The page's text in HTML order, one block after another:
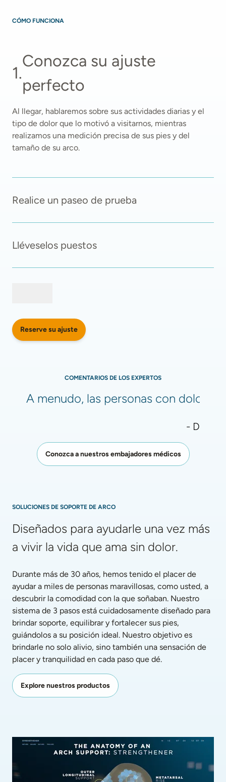
CÓMO FUNCIONA
1.
Conozca su ajuste
perfecto
Al llegar, hablaremos sobre sus actividades diarias y el
tipo de dolor que lo motivó a visitarnos, mientras
realizamos una medición precisa de sus pies y del
tamaño de su arco.
Realice un paseo de prueba
Lléveselos puestos
Reserve su ajuste
COMENTARIOS DE LOS EXPERTOS
A menudo, las personas con dolor
- Dra.
Conozca a nuestros embajadores médicos
SOLUCIONES DE SOPORTE DE ARCO
Diseñados para ayudarle una vez más
a vivir la vida que ama sin dolor.
Durante más de 30 años, hemos tenido el placer de
ayudar a miles de personas maravillosas, como usted, a
descubrir la comodidad con la que soñaban. Nuestro
sistema de 3 pasos está cuidadosamente diseñado para
brindar soporte, equilibrar y fortalecer sus pies,
guiándolos a su posición ideal. Nuestro objetivo es
brindarle no solo alivio, sino también una sensación de
placer y tranquilidad en cada paso que dé.
Explore nuestros productos